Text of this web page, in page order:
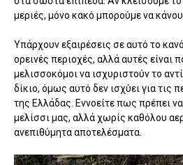
μεριές, μόνο κακό μπορούμε να
Υπάρχουν εξαιρέσεις σε αυτό το
ορεινές περιοχές, αλλά αυτές είναι
μελισσοκόμοι να ισχυριστούν το
δίκιο, όμως αυτό δεν ισχύει για τις
της Ελλάδας. Εννοείτε πως πρέπει
μελίσσι μας, αλλά χωρίς καθόλου
ανεπιθύμητα αποτελέσματα.